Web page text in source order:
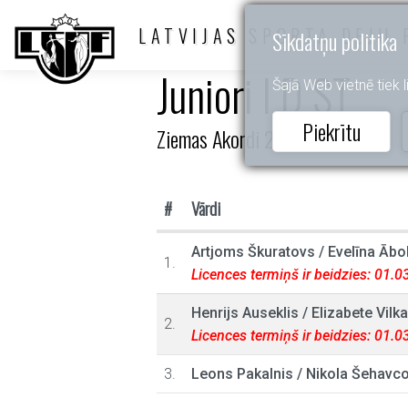
Sīkdatņu politika
Šajā Web vietnē
Piekrītu
LATVIJAS SPORTA DEJU
Juniori I D ST
Ziemas Akordi 2024
# Vārdi
1.
Artjoms Škuratovs / Evelīna
Licences termiņš ir beidzies:
2.
Henrijs Auseklis / Elizabete Vilka
Licences termiņš ir beidzies:
3. Leons Pakalnis / Nikola